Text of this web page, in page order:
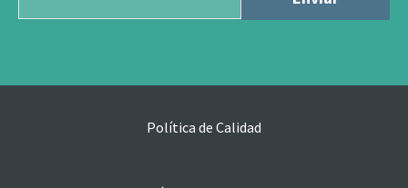
Política de Calidad